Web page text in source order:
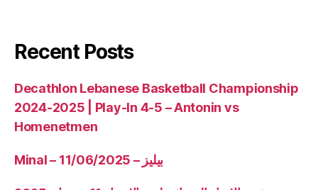
Recent Posts
Decathlon Lebanese Basketball Championship
2024-2025 | Play-In 4-5 – Antonin vs
Homenetmen
Minal – 11/06/2025 – بيليز